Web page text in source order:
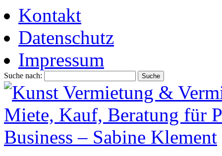
Kontakt
Datenschutz
Impressum
Suche nach: